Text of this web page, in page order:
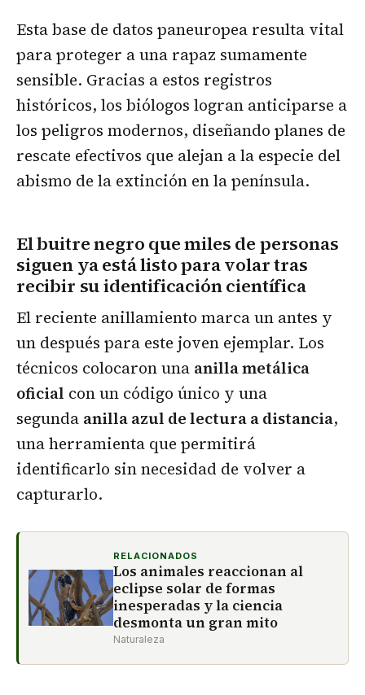
Esta base de datos paneuropea resulta vital
para proteger a una rapaz sumamente
sensible. Gracias a estos registros
históricos, los biólogos logran anticiparse a
los peligros modernos, diseñando planes de
rescate efectivos que alejan a la especie del
abismo de la extinción en la península.
El buitre negro que miles de personas
siguen ya está listo para volar tras
recibir su identificación científica
El reciente anillamiento marca un antes y
un después para este joven ejemplar. Los
técnicos colocaron una anilla metálica
oficial con un código único y una
segunda anilla azul de lectura a distancia,
una herramienta que permitirá
identificarlo sin necesidad de volver a
capturarlo.
RELACIONADOS
Los animales reaccionan al
eclipse solar de formas
inesperadas y la ciencia
desmonta un gran mito
Naturaleza